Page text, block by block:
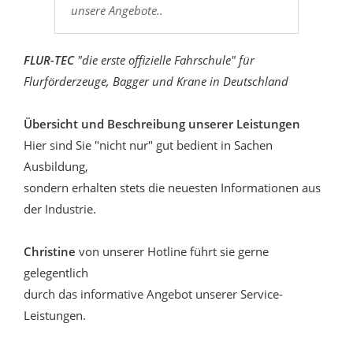
unsere Angebote..
FLUR-TEC"die erste offizielle Fahrschule" für
Flurförderzeuge, Bagger und Krane in Deutschland
Übersicht und Beschreibung unserer Leistungen
Hier sind Sie "nicht nur" gut bedient in Sachen
Ausbildung,
sondern erhalten stets die neuesten Informationen aus
der Industrie.
Christine von unserer Hotline führt sie gerne
gelegentlich
durch das informative Angebot unserer Service-
Leistungen.